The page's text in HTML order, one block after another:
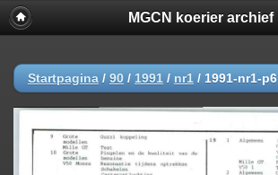
MGCN koerier archief
Startpagina / 90 / 1991 / nr1 / 1991-nr1-p6